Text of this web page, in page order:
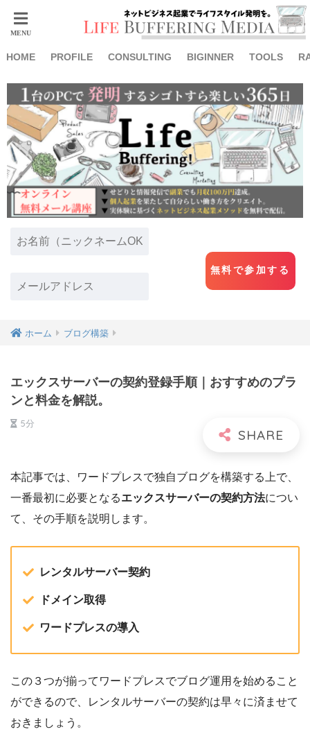
HOME PROFILE CONSULTING BIGINNER TOOLS
ホーム ブログ構築
エックスサーバーの契約登録手順｜おすすめのプラ
ンと料金を解説。
5分
本記事では、ワードプレスで独自ブログを構築する上で、
一番最初に必要となるエックスサーバーの契約方法につい
て、その手順を説明します。
レンタルサーバー契約
ドメイン取得
ワードプレスの導入
この３つが揃ってワードプレスでブログ運用を始めること
ができるので、レンタルサーバーの契約は早々に済ませて
おきましょう。